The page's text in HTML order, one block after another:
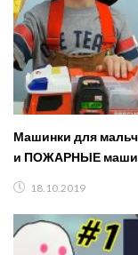
Машинки для
и ПОЖАРНЫЕ
18.10.2019